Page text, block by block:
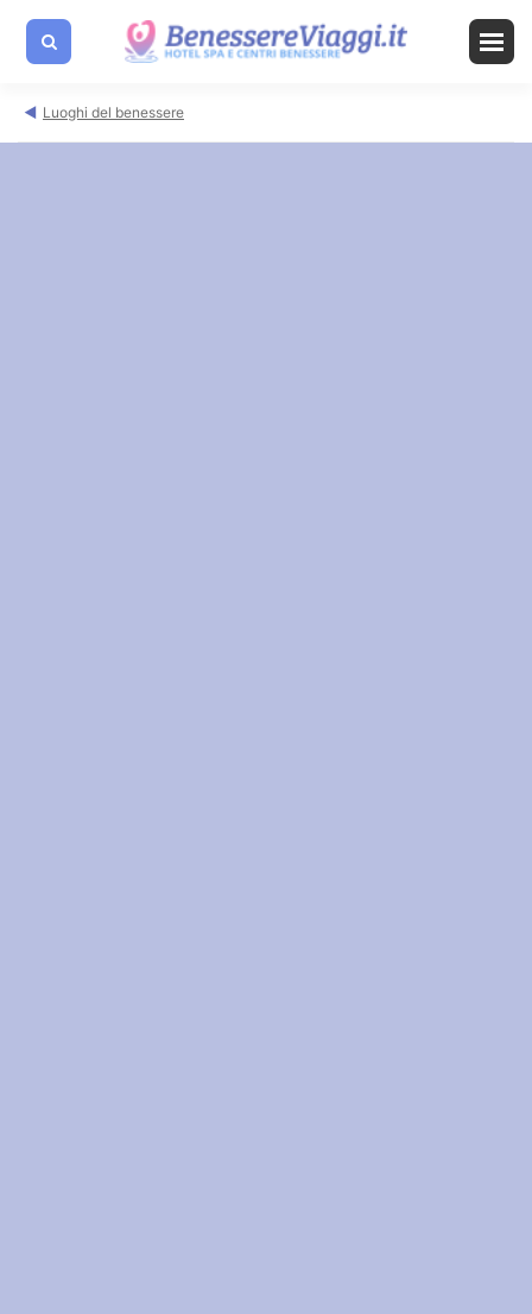
Luoghi del benessere